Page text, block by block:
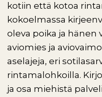
kotiin että kotoa
kokoelmassa
oleva poika ja hänen
aviomies ja
aselajeja, eri
rintamalohkoilla.
ja osa miehistä